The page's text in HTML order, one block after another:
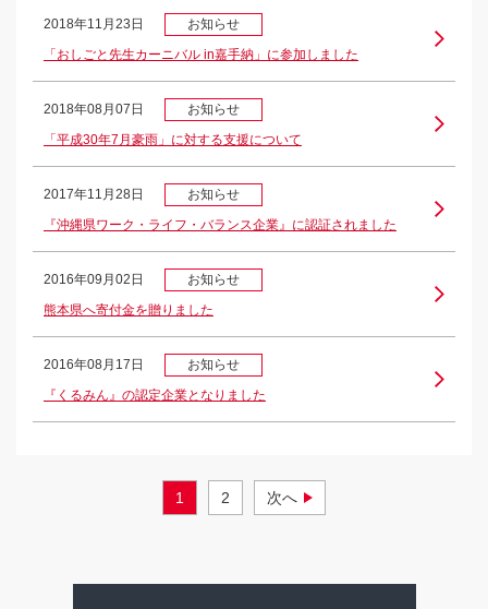
2018年11月23日
お知らせ
「おしごと先生カーニバル in嘉手納」に参加しました
2018年08月07日
お知らせ
「平成30年7月豪雨」に対する支援について
2017年11月28日
お知らせ
『沖縄県ワーク・ライフ・バランス企業』に認証されました
2016年09月02日
お知らせ
熊本県へ寄付金を贈りました
2016年08月17日
お知らせ
『くるみん』の認定企業となりました
1 2 次へ